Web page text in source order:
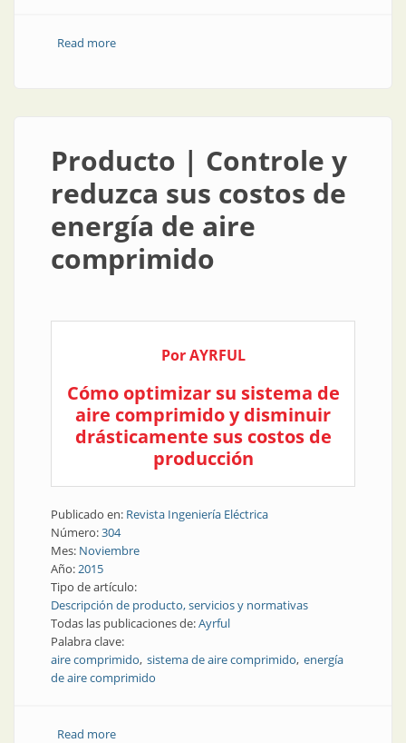
Read moreabout Reunión | Las empresas se reúnen por la
Producto | Controle y
reduzca sus costos de
energía de aire
comprimido
Por AYRFUL
Cómo optimizar su sistema de
aire comprimido y disminuir
drásticamente sus costos de
producción
Publicado en: Revista Ingeniería Eléctrica
Número:304
Mes: Noviembre
Año:2015
Tipo de artículo:
Descripción de producto, servicios y normativas
Todas las publicaciones de:Ayrful
Palabra clave:
aire comprimido sistema de aire comprimido energía
de aire comprimido
Read moreabout Producto | Controle y reduzca sus costos de